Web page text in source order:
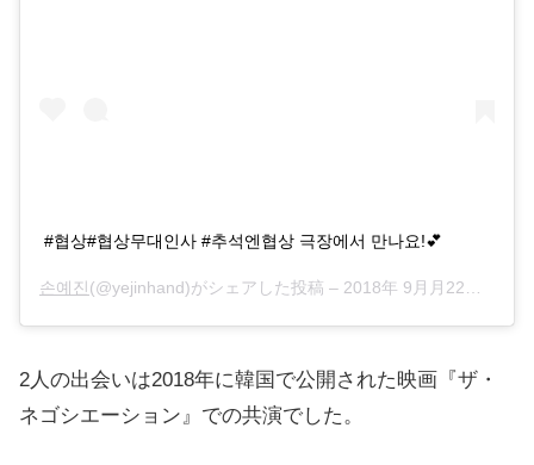
#협상#협상무대인사 #추석엔협상 극장에서 만나요!💕
손예진(@yejinhand)がシェアした投稿 – 2018年 9月月22日午前12時58分PDT
2人の出会いは2018年に韓国で公開された映画『ザ・
ネゴシエーション』での共演でした。